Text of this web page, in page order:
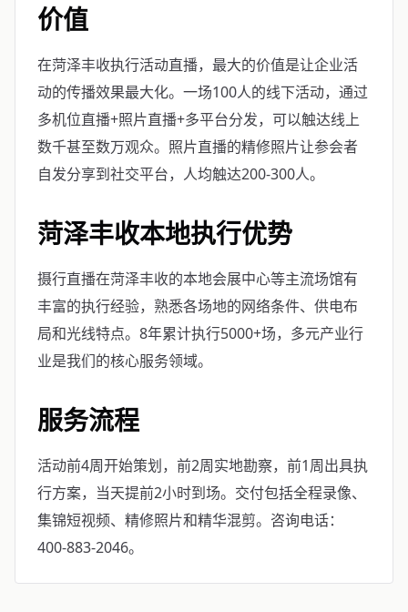
价值
在菏泽丰收执行活动直播，最大的价值是让企业活
动的传播效果最大化。一场100人的线下活动，通过
多机位直播+照片直播+多平台分发，可以触达线上
数千甚至数万观众。照片直播的精修照片让参会者
自发分享到社交平台，人均触达200-300人。
菏泽丰收本地执行优势
摄行直播在菏泽丰收的本地会展中心等主流场馆有
丰富的执行经验，熟悉各场地的网络条件、供电布
局和光线特点。8年累计执行5000+场，多元产业行
业是我们的核心服务领域。
服务流程
活动前4周开始策划，前2周实地勘察，前1周出具执
行方案，当天提前2小时到场。交付包括全程录像、
集锦短视频、精修照片和精华混剪。咨询电话：
400-883-2046。